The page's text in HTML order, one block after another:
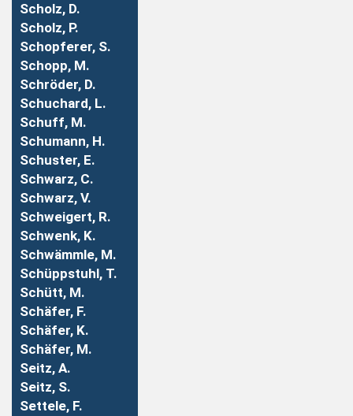
Scholz, D.
Scholz, P.
Schopferer, S.
Schopp, M.
Schröder, D.
Schuchard, L.
Schuff, M.
Schumann, H.
Schuster, E.
Schwarz, C.
Schwarz, V.
Schweigert, R.
Schwenk, K.
Schwämmle, M.
Schüppstuhl, T.
Schütt, M.
Schäfer, F.
Schäfer, K.
Schäfer, M.
Seitz, A.
Seitz, S.
Settele, F.